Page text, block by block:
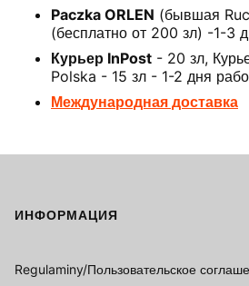
Paczka ORLEN (бывшая
(бесплатно от 200 зл) -1-3
Курьер InPost - 20 зл,
Polska - 15 зл - 1-2 дня
Международная доставка
Footer menu
ИНФОРМАЦИЯ
Regulaminy/Пользовательское